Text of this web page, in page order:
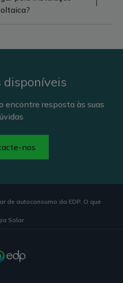
disponíveis
encontre resposta às suas
nos
de autoconsumo da EDP. O que
Solar